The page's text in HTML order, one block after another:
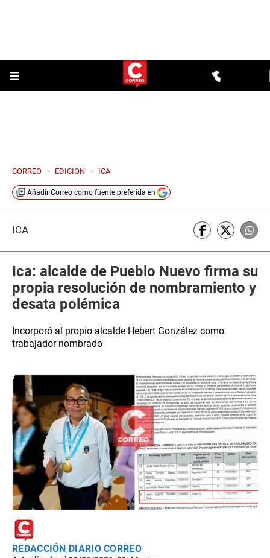
CORREO > EDICION > ICA
Añadir Correo como fuente preferida en
ICA
Ica: alcalde de Pueblo Nuevo firma su
propia resolución de nombramiento y
desata polémica
Incorporó al propio alcalde Hebert González como
trabajador nombrado
REDACCIÓN DIARIO CORREO